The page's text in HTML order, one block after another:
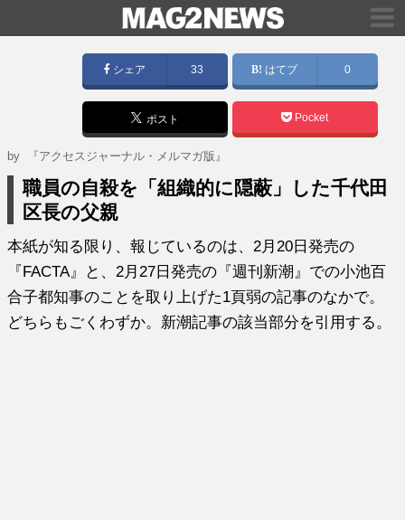
シェア 33 はてブ 0
ポスト Pocket
by 『アクセスジャーナル・メルマガ版』
職員の自殺を「組織的に隠蔽」した千代田
区長の父親
本紙が知る限り、報じているのは、2月20日発売の
『FACTA』と、2月27日発売の『週刊新潮』での小池百
合子都知事のことを取り上げた1頁弱の記事のなかで。
どちらもごくわずか。新潮記事の該当部分を引用する。